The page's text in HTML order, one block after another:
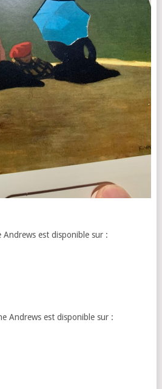
Andrews est disponible sur :
Andrews est disponible sur :